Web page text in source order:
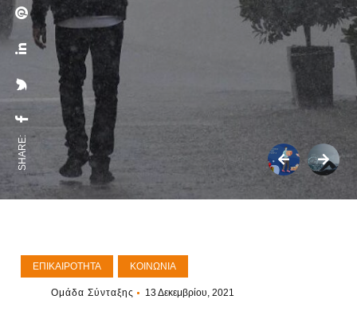
SHARE:
ΕΠΙΚΑΙΡΌΤΗΤΑ ΚΟΙΝΩΝΊΑ
Ομάδα Σύνταξης 13 Δεκεμβρίου, 2021